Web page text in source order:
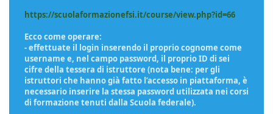
https://scuolaformazionefsi.it/course/view.php?id=66
Ecco come operare:
- effettuate il login inserendo il proprio cognome come
username e, nel campo password, il proprio ID di sei
cifre della tessera di istruttore (nota bene: per gli
istruttori che hanno già fatto l’accesso in piattaforma, è
necessario inserire la stessa password utilizzata nei corsi
di formazione tenuti dalla Scuola federale).